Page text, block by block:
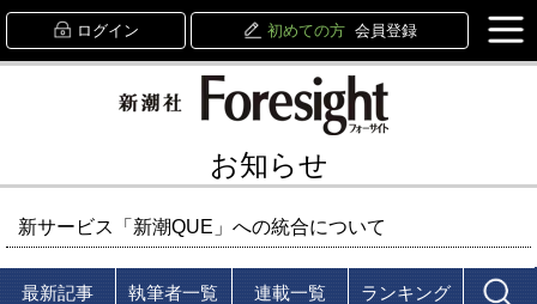
ログイン 初めての方 会員登録
お知らせ
新サービス「新潮QUE」への統合について
最新記事 執筆者一覧 連載一覧 ランキング